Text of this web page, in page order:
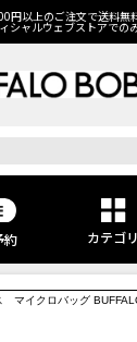
円以上のご注文で送料無
シャルウェブストアでの
約 カテゴリ
マイクロバッグ